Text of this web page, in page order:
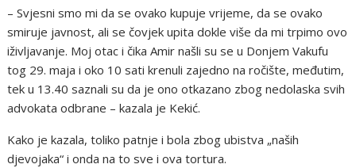
– Svjesni smo mi da se ovako kupuje vrijeme, da se ovako
smiruje javnost, ali se čovjek upita dokle više da mi trpimo ovo
iživljavanje. Moj otac i čika Amir našli su se u Donjem Vakufu
tog 29. maja i oko 10 sati krenuli zajedno na ročište, međutim,
tek u 13.40 saznali su da je ono otkazano zbog nedolaska svih
advokata odbrane – kazala je Kekić.
Kako je kazala, toliko patnje i bola zbog ubistva „naših
djevojaka“ i onda na to sve i ova tortura.